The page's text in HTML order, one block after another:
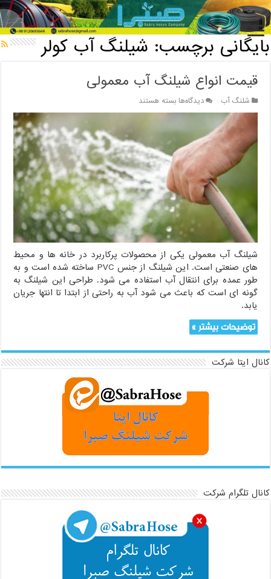
خانه / بایگانی برچسب: شیلنگ آب کولر
بایگانی برچسب: شیلنگ آب کولر
قیمت انواع شیلنگ آب معمولی
شلنگ آب دیدگاه‌هابرای
قیمت
شیلنگ
آب
معمولی
بسته هستند
شیلنگ آب معمولی یکی از محصولات پرکاربرد در خانه ها و محیط
های صنعتی است. این شیلنگ از جنس PVC ساخته شده است و به
طور عمده برای انتقال آب استفاده می شود. طراحی این شیلنگ به
گونه ای است که باعث می شود آب به راحتی از ابتدا تا انتها جریان
یابد.
توضیحات بیشتر »
کانال ایتا شرکت
کانال تلگرام شرکت